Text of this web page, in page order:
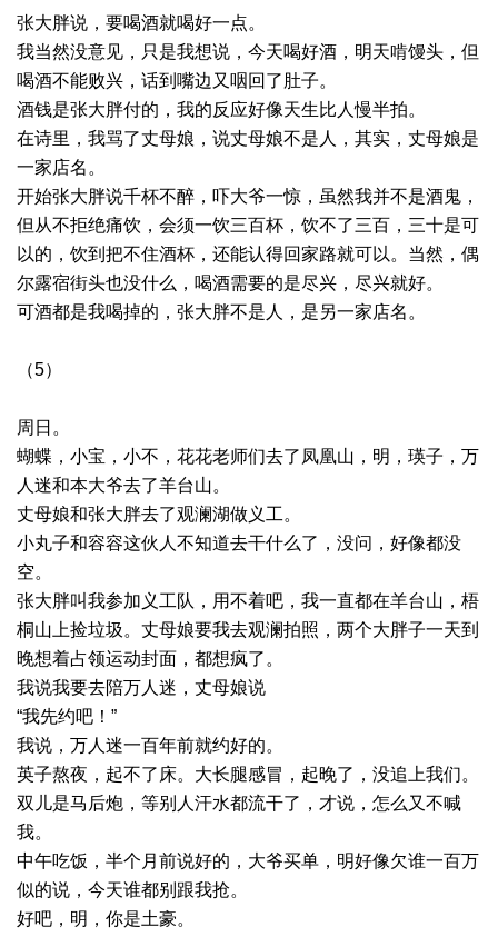
张大胖说，要喝酒就喝好一点。
我当然没意见，只是我想说，今天喝好酒，明天啃馒头，但
喝酒不能败兴，话到嘴边又咽回了肚子。
酒钱是张大胖付的，我的反应好像天生比人慢半拍。
在诗里，我骂了丈母娘，说丈母娘不是人，其实，丈母娘是
一家店名。
开始张大胖说千杯不醉，吓大爷一惊，虽然我并不是酒鬼，
但从不拒绝痛饮，会须一饮三百杯，饮不了三百，三十是可
以的，饮到把不住酒杯，还能认得回家路就可以。当然，偶
尔露宿街头也没什么，喝酒需要的是尽兴，尽兴就好。
可酒都是我喝掉的，张大胖不是人，是另一家店名。
（5）
周日。
蝴蝶，小宝，小不，花花老师们去了凤凰山，明，瑛子，万
人迷和本大爷去了羊台山。
丈母娘和张大胖去了观澜湖做义工。
小丸子和容容这伙人不知道去干什么了，没问，好像都没
空。
张大胖叫我参加义工队，用不着吧，我一直都在羊台山，梧
桐山上捡垃圾。丈母娘要我去观澜拍照，两个大胖子一天到
晚想着占领运动封面，都想疯了。
我说我要去陪万人迷，丈母娘说
“我先约吧！”
我说，万人迷一百年前就约好的。
英子熬夜，起不了床。大长腿感冒，起晚了，没追上我们。
双儿是马后炮，等别人汗水都流干了，才说，怎么又不喊
我。
中午吃饭，半个月前说好的，大爷买单，明好像欠谁一百万
似的说，今天谁都别跟我抢。
好吧，明，你是土豪。